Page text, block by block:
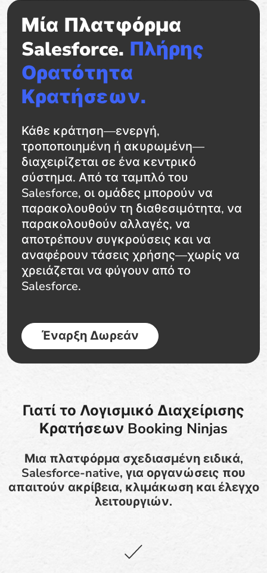
Μία Πλατφόρμα
Salesforce. Πλήρης
Ορατότητα
Κρατήσεων.
Κάθε κράτηση—ενεργή,
τροποποιημένη ή ακυρωμένη—
διαχειρίζεται σε ένα κεντρικό
σύστημα. Από τα ταμπλό του
Salesforce, οι ομάδες μπορούν να
παρακολουθούν τη διαθεσιμότητα, να
παρακολουθούν αλλαγές, να
αποτρέπουν συγκρούσεις και να
αναφέρουν τάσεις χρήσης—χωρίς να
χρειάζεται να φύγουν από το
Salesforce.
Έναρξη Δωρεάν
Γιατί το Λογισμικό Διαχείρισης
Κρατήσεων Booking Ninjas
Μια πλατφόρμα σχεδιασμένη ειδικά,
Salesforce-native, για οργανώσεις που
απαιτούν ακρίβεια, κλιμάκωση και έλεγχο
λειτουργιών.